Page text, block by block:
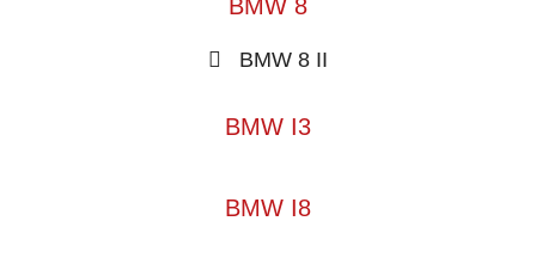
BMW 8
BMW 8 II
BMW I3
BMW I8